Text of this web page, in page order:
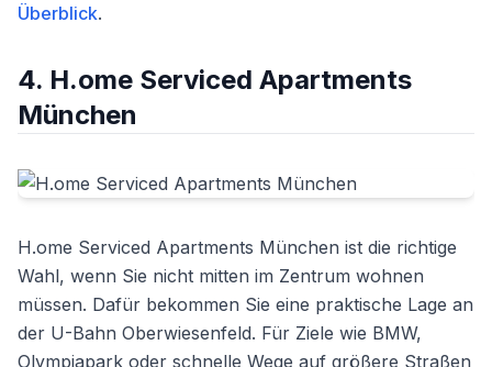
Überblick.
4. H.ome Serviced Apartments
München
H.ome Serviced Apartments München ist die richtige
Wahl, wenn Sie nicht mitten im Zentrum wohnen
müssen. Dafür bekommen Sie eine praktische Lage an
der U-Bahn Oberwiesenfeld. Für Ziele wie BMW,
Olympiapark oder schnelle Wege auf größere Straßen